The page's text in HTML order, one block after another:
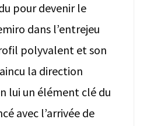
pour devenir le
dans l’entrejeu
polyvalent et son
la direction
lui un élément clé du
avec l’arrivée de